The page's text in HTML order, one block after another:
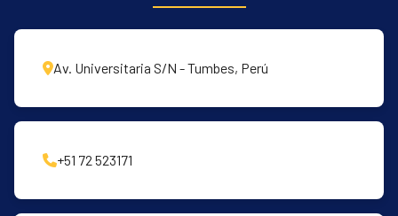
Av. Universitaria S/N - Tumbes, Perú
+51 72 523171